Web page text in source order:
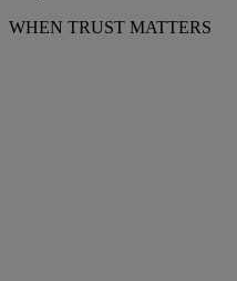
WHEN TRUST MATTERS